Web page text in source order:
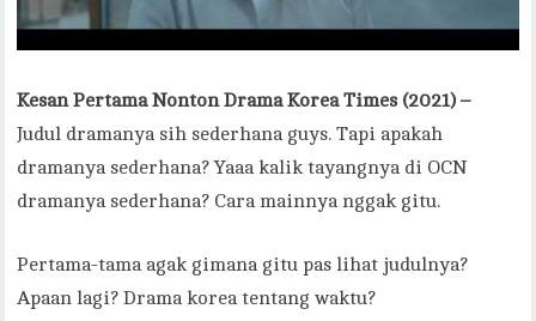
Kesan Pertama Nonton Drama Korea Times (2021) –
Judul dramanya sih sederhana guys. Tapi apakah
dramanya sederhana? Yaaa kalik tayangnya di OCN
dramanya sederhana? Cara mainnya nggak gitu.
Pertama-tama agak gimana gitu pas lihat judulnya?
Apaan lagi? Drama korea tentang waktu?